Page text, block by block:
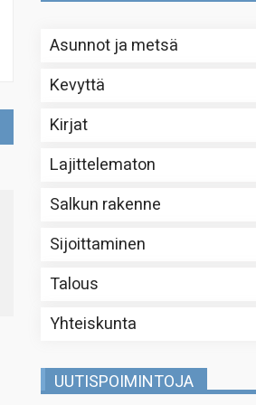
Asunnot ja metsä
Kevyttä
Kirjat
Lajittelematon
Salkun rakenne
Sijoittaminen
Talous
Yhteiskunta
UUTISPOIMINTOJA